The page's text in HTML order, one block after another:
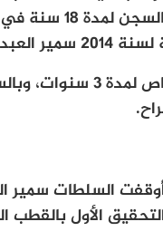
الابتدائية
إرهابية.
كما قضت المحكمة بسجن
إلى سنة 2024، عندما أوقفت
الأول بالقطب